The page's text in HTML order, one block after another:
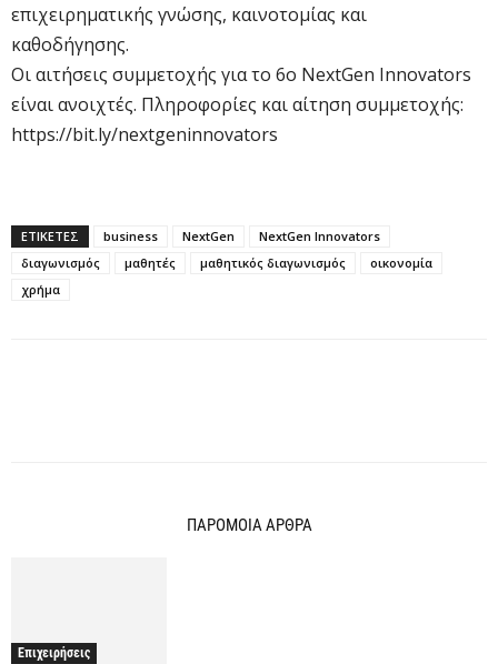
επιχειρηματικής γνώσης, καινοτομίας και
καθοδήγησης.
Οι αιτήσεις συμμετοχής για το 6ο NextGen Innovators
είναι ανοιχτές. Πληροφορίες και αίτηση συμμετοχής:
https://bit.ly/nextgeninnovators
ΕΤΙΚΕΤΕΣ business NextGen
NextGen Innovators
διαγωνισμός
μαθητές μαθητικός διαγωνισμός
οικονομία
χρήμα
ΠΑΡΟΜΟΙΑ ΑΡΘΡΑ
Επιχειρήσεις